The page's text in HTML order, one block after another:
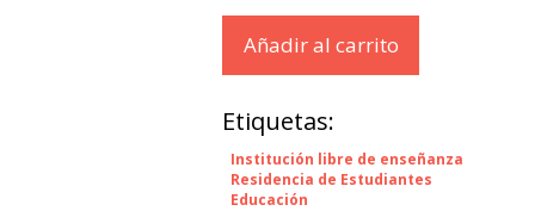
Añadir al carrito
Etiquetas:
Institución libre de enseñanza
Residencia de Estudiantes
Educación